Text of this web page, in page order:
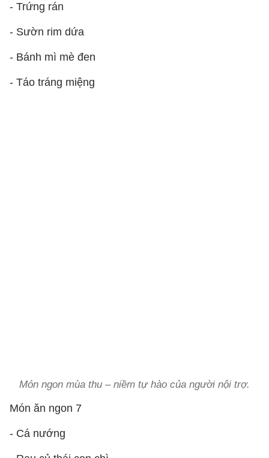
- Trứng rán
- Sườn rim dứa
- Bánh mì mè đen
- Táo tráng miệng
Món ngon mùa thu – niềm tự hào của người nội trợ.
Món ăn ngon 7
- Cá nướng